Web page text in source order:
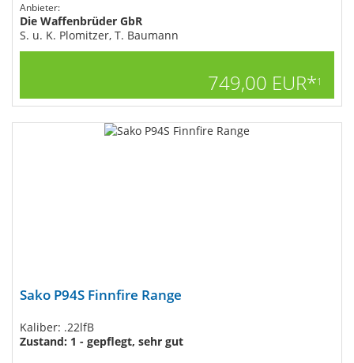
Anbieter:
Die Waffenbrüder GbR
S. u. K. Plomitzer, T. Baumann
749,00 EUR*1
Sako P94S Finnfire Range
Kaliber: .22lfB
Zustand: 1 - gepflegt, sehr gut